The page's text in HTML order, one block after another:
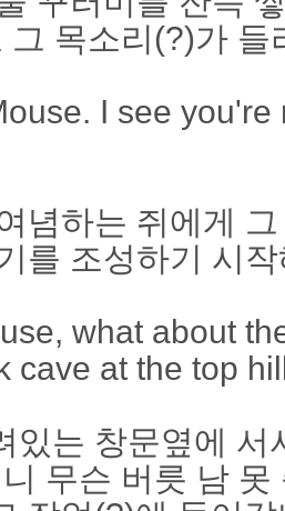
그 목소리(?)가 들
I see you're
념하는 쥐에게
를 조성하기 시
what about
cave at the top
있는 창문옆에 서
무슨 버릇 남